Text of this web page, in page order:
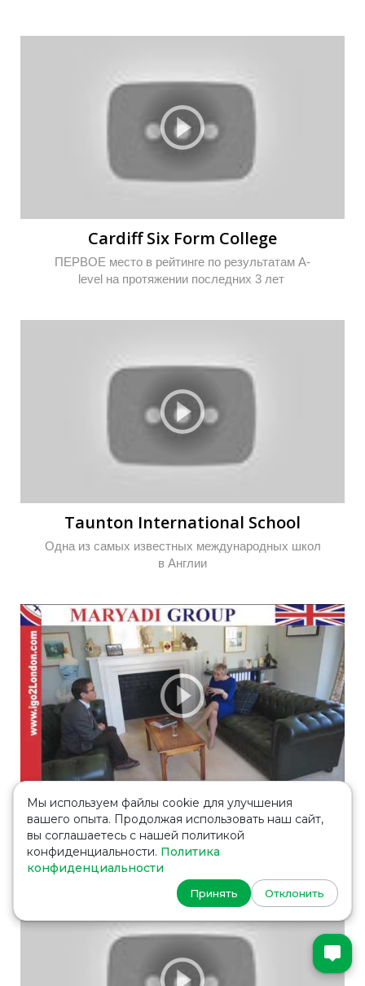
Т
З
Cardiff Six Form College
ПЕРВОЕ место в рейтинге по результатам A-
level на протяжении последних 3 лет
Taunton International School
Одна из самых известных международных школ
в Англии
Adcot School
Один из самых известных школ в Англии только
для девочек
Т
З
Мы используем файлы cookie для улучшения
вашего опыта. Продолжая использовать наш сайт,
вы соглашаетесь с нашей политикой
конфиденциальности. Политика
конфиденциальности
Принять Отклонить